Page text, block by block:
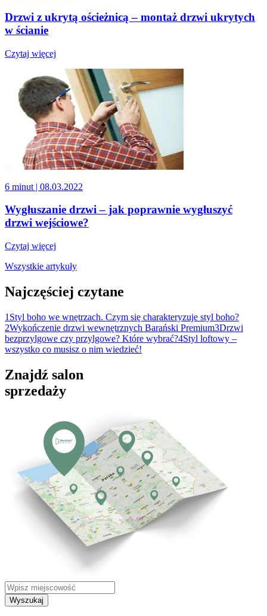
Drzwi z ukrytą ościeżnicą – montaż drzwi ukrytych
w ścianie
Czytaj więcej
6 minut | 08.03.2022
Wygłuszanie drzwi – jak poprawnie wygłuszyć
drzwi wejściowe?
Czytaj więcej
Wszystkie artykuły
Najczęściej czytane
1 Styl boho we wnętrzach. Czym się charakteryzuje styl boho?
2Wykończenie drzwi wewnętrznych Barański Premium3Drzwi
bezprzylgowe czy przylgowe? Które wybrać?4Styl loftowy –
wszystko co musisz o nim wiedzieć!
Znajdź salon
sprzedaży
Wyszukaj